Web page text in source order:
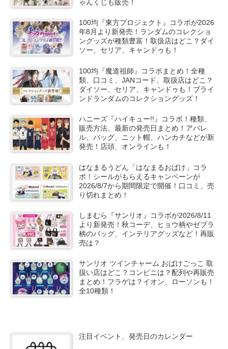
ゃんくじも販売！
100均『東方プロジェクト』コラボが2026
年8月より新発売！ランダムのコレクショ
ングッズが種類豊富！取扱店はどこ？ダイ
ソー、セリア、キャンドゥも！
100均『魔道祖師』コラボまとめ！全種
類、口コミ、JANコード、取扱店はどこ？
ダイソー、セリア、キャンドゥも！ブライ
ンドランダムのコレクショングッズ！
ハニーズ『ハイキュー!!』コラボ！種類、
販売方法、最新の発売日まとめ！アパレ
ル、バッグ、ニット帽、ハンカチなどが新
発売！店頭、オンラインも！
はなまるうどん「はなまるおばけ」コラ
ボ！シールがもらえるキャンペーンが
2026/8/7から期間限定で開催！口コミ、売
り切れまとめ！
しまむら『サンリオ』コラボが2026/8/11
より新発売！秋コーデ、ヒョウ柄やゼブラ
柄のバッグ、インテリアグッズなど！再販
売は？
サンリオ ツインチャーム おばけごっこ 取
扱い店はどこ？コンビニは？配列や再販売
まとめ！フラゲは？イオン、ローソンも！
全10種類！
注目イベント、発売日のカレンダー